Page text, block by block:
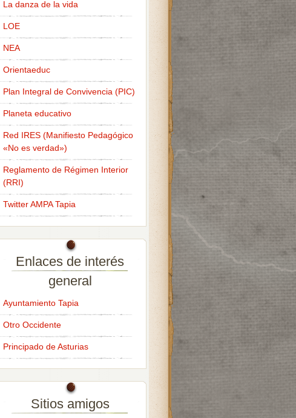
La danza de la vida
LOE
NEA
Orientaeduc
Plan Integral de Convivencia (PIC)
Planeta educativo
Red IRES (Manifiesto Pedagógico
«No es verdad»)
Reglamento de Régimen Interior
(RRI)
Twitter AMPA Tapia
Enlaces de interés
general
Ayuntamiento Tapia
Otro Occidente
Principado de Asturias
Sitios amigos